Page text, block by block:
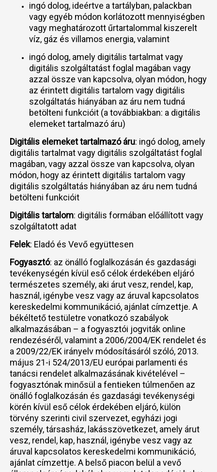
ingó dolog, ideértve a tartályban, palackban
vagy egyéb módon korlátozott mennyiségben
vagy meghatározott űrtartalommal kiszerelt
víz, gáz és villamos energia, valamint
ingó dolog, amely digitális tartalmat vagy
digitális szolgáltatást foglal magában vagy
azzal össze van kapcsolva, olyan módon, hogy
az érintett digitális tartalom vagy digitális
szolgáltatás hiányában az áru nem tudná
betölteni funkcióit (a továbbiakban: a digitális
elemeket tartalmazó áru)
Digitális elemeket tartalmazó áru: ingó dolog, amely
digitális tartalmat vagy digitális szolgáltatást foglal
magában, vagy azzal össze van kapcsolva, olyan
módon, hogy az érintett digitális tartalom vagy
digitális szolgáltatás hiányában az áru nem tudná
betölteni funkcióit
Digitális tartalom: digitális formában előállított vagy
szolgáltatott adat
Felek: Eladó és Vevő együttesen
Fogyasztó: az önálló foglalkozásán és gazdasági
tevékenységén kívül eső célok érdekében eljáró
természetes személy, aki árut vesz, rendel, kap,
használ, igénybe vesz vagy az áruval kapcsolatos
kereskedelmi kommunikáció, ajánlat címzettje. A
békéltető testületre vonatkozó szabályok
alkalmazásában – a fogyasztói jogviták online
rendezéséről, valamint a 2006/2004/EK rendelet és
a 2009/22/EK irányelv módosításáról szóló, 2013.
május 21-i 524/2013/EU európai parlamenti és
tanácsi rendelet alkalmazásának kivételével –
fogyasztónak minősül a fentieken túlmenően az
önálló foglalkozásán és gazdasági tevékenységi
körén kívül eső célok érdekében eljáró, külön
törvény szerinti civil szervezet, egyházi jogi
személy, társasház, lakásszövetkezet, amely árut
vesz, rendel, kap, használ, igénybe vesz vagy az
áruval kapcsolatos kereskedelmi kommunikáció,
ajánlat címzettje. A belső piacon belül a vevő